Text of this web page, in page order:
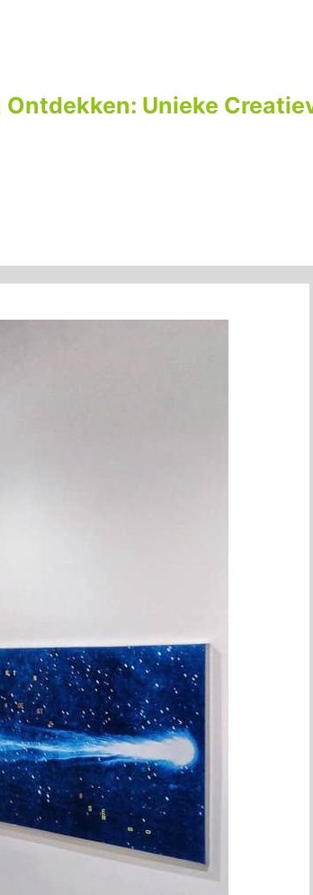
Ontdekken: Unieke